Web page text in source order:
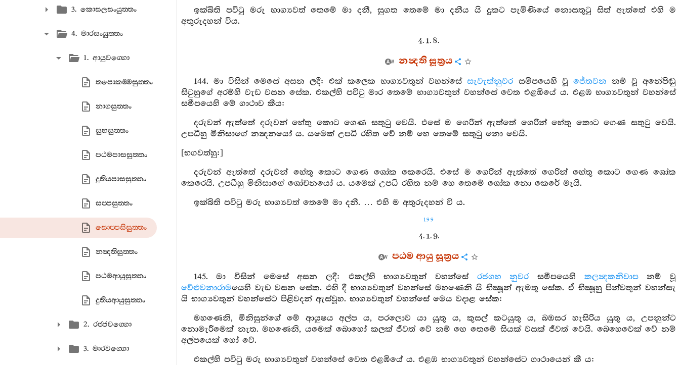
3. කොසලසංයුත‍්තං
4. මාරසංයුත‍්තං
1. ආයුවග‍්ගො
තපොකම‍්මසුත‍්තං
නාගසුත‍්තං
සුභසුත‍්තං
පඨමපාසසුත‍්තං
දුතියපාසසුත‍්තං
සප‍්පසුත‍්තං
සොප‍්පසිසුත‍්තං
නන්‍දතිසුත‍්තං
පඨමආයුසුත‍්තං
දුතියආයුසුත‍්තං
2. රජ‍්ජවග‍්ගො
3. මාරවග‍්ගො
ඉක්බිති පවිටු මරු භාග්‍යවත් තෙමේ මා දනී, සුගත තෙමේ මා දනීය යි දුකට පැමිණියේ නොසතුටු සිත් ඇත්තේ එහි ම
අතුරුදහන් විය.
4. 1. 8.
නන්‍දති සූත්‍රය
144. මා විසින් මෙසේ අසන ලදී: එක් කලෙක භාග්‍යවතුන් වහන්සේසැවැත්නුවරසමීපයෙහි වූ ජේතවන නම් වූ අනේපිඬු
සිටුහුගේ අරම්හි වැඩ වසන සේක. එකල්හි පවිටු මාර තෙමේ භාග්‍යවතුන් වහන්සේ වෙත එළඹියේ ය. එළඹ භාග්‍යවතුන් වහන්සේ
සමීපයෙහි මේ ගාථාව කීය:
දරුවන් ඇත්තේ දරුවන් හේතු කොට ගෙණ සතුටු වෙයි. එසේ ම ගෙරින් ඇත්තේ ගෙරින් හේතු කොට ගෙණ සතුටු වෙයි.
උපධීහු මිනිසාගේ නන්‍දනයෝ ය. යමෙක් උපධි රහිත වේ නම් හෙ තෙමේ සතුටු නො වෙයි.
[භගවත්හු:]
දරුවන් ඇත්තේ දරුවන් හේතු කොට ගෙණ ශෝක කෙරෙයි. එසේ ම ගෙරින් ඇත්තේ ගෙරින් හේතු කොට ගෙණ ශෝක
කෙරෙයි. උපධීහු මිනිසාගේ ශෝචනයෝ ය. යමෙක් උපධි රහිත නම් හෙ තෙමේ ශෝක නො කෙරේ මැයි.
ඉක්බිති පවිටු මරු භාග්‍යවත් තෙමේ මා දනී. … එහි ම අතුරුදහන් වි ය.
199
4. 1. 9.
පඨම ආයු සූත්‍රය
145. මා විසින් මෙසේ අසන ලදී: එකල්හි භාග්‍යවතුන් වහන්සේ රජගහ නුවරසමීපයෙහි කලන්‍දකනිවාපනම් වූ
වේළුවනාරාමයෙහි වැඩ වසන සේක. එහි දී භාග්‍යවතුන් වහන්සේ මහණෙනි යි භික්‍ෂූන් ඇමතූ සේක. ඒ භික්‍ෂූහු පින්වතුන් වහන්සැ
යි භාග්‍යවතුන් වහන්සේට පිළිවදන් ඇස්වූහ. භාග්‍යවතුන් වහන්සේ මෙය වදාළ සේක:
මහණෙනි, මිනිසුන්ගේ මේ ආයුෂය අල්ප ය, පරලොව යා යුතු ය, කුසල් කටයුතු ය, බඹසර හැසිරිය යුතු ය, උපනුන්ට
නොමැරීමෙක් නැත. මහණෙනි, යමෙක් බොහෝ කලක් ජීවත් වේ නම් හෙ තෙමේ සියක් වසක් ජීවත් වෙයි. බෙහෙවෙක් වේ නම්
අල්පයෙක් හෝ වේ.
එකල්හි පවිටු මරු භාග්‍යවතුන් වහන්සේ වෙත එළඹියේ ය. එළඹ භාග්‍යවතුන් වහන්සේට ගාථායෙන් කී ය: